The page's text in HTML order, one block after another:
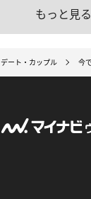
もっと見る
デート・カップル 今